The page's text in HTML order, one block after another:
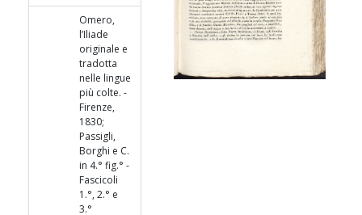
Omero,
l’Iliade
originale e
tradotta
nelle lingue
più colte. -
Firenze,
1830;
Passigli,
Borghi e C.
in 4.° fig.° -
Fascicoli
1.°, 2.° e
3.°